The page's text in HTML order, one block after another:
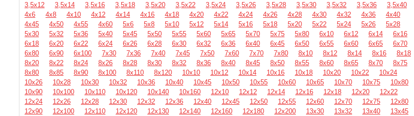
3,5х12
3,5х14 3,5х16 3,5х18 3,5х20 3,5х22 3,5х24 3,5х26 3,5х28 3,5х30 3,5х32 3,5х36
3,5х40
4х6
4х8 4х10 4х12 4х14 4х16 4х18 4х20 4х22 4х24 4х26 4х28 4х30 4х32 4х36
4х40
4х45
4х50 4х55 4х60 5х6 5х8 5х10 5х12 5х14 5х16 5х18 5х20 5х22 5х24 5х26
5х28
5х30
5х32 5х36 5х40 5х45 5х50 5х55 5х60 5х65 5х70 5х75 5х80 6х10 6х12 6х14
6х16
6х18
6х20 6х22 6х24 6х26 6х28 6х30 6х32 6х36 6х40 6х45 6х50 6х55 6х60 6х65
6х70
6х80
6х90 6х100 7х30 7х36 7х40 7х45 7х50 7х60 7х70 7х80 8х10 8х12 8х14 8х16
8х18
8х20
8х22 8х24 8х26 8х28 8х30 8х32 8х36 8х40 8х45 8х50 8х55 8х60 8х65 8х70
8х75
8х80
8х85 8х90 8х100 8х110 8х120 10х10 10х12 10х14 10х16 10х18 10х20 10х22
10х24
10х26
10х28 10х30 10х32 10х36 10х40 10х45 10х50 10х55 10х60 10х65 10х70 10х75
10х80
10х90
10х100 10х110 10х120 10х140 10х160 12х10 12х12 12х14 12х16 12х18 12х20
12х22
12х24
12х26 12х28 12х30 12х32 12х36 12х40 12х45 12х50 12х55 12х60 12х70 12х75
12х80
12х90
12х100 12х110 12х120 12х130 12х140 12х160 12х180 12х200 13х30 13х32 13х40
13х45